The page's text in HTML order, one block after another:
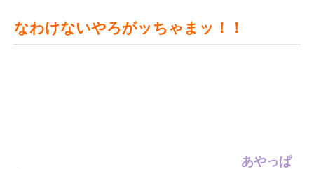
なわけないやろがッちゃまッ！！
あやっぱ